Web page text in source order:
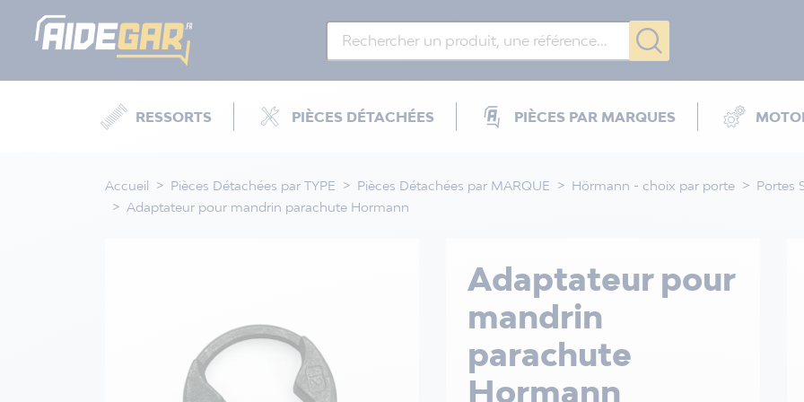
RESSORTS PIÈCES DÉTACHÉES PIÈCES PAR MARQUES
Accueil Pièces Détachées par TYPE Pièces Détachées par MARQUE Hörmann - choix par porte
Portes
Adaptateur pour mandrin parachute Hormann
Adaptateur pour
mandrin
parachute
Hormann